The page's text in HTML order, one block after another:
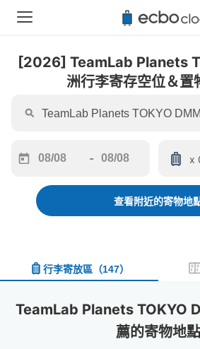
[2026] TeamLab Planets
洲行李寄存空位＆置
forward
interact
and
date.
-
backward
interact
and
date.
Press
the
x
查看附近的寄物地
行李寄放區 （147）
TeamLab Planets TOKYO
薦的寄物地點